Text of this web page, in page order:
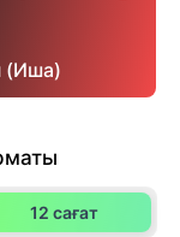
(Иша)
12 сағат